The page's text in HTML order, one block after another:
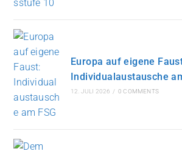
Europa auf eigene
Individualaustausche
12. JULI 2026 / 0 COMMENTS